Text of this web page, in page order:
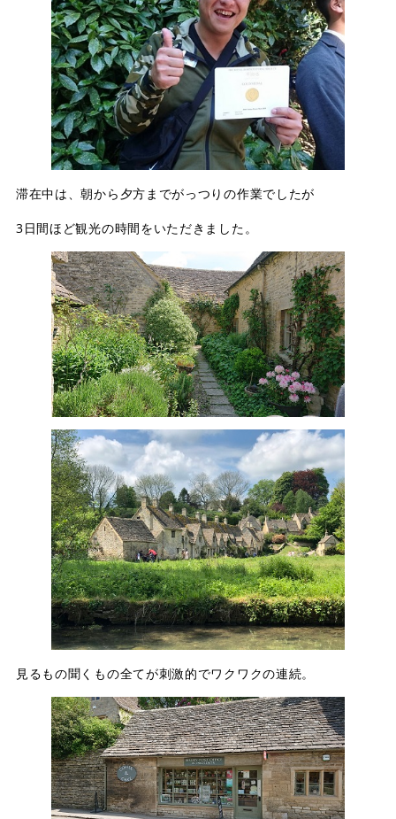
滞在中は、朝から夕方までがっつりの作業でしたが
3日間ほど観光の時間をいただきました。
見るもの聞くもの全てが刺激的でワクワクの連続。